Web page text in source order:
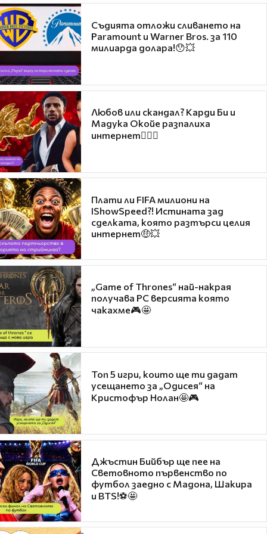
Съдията отложи сливането на
Paramount и Warner Bros. за 110
милиарда долара!😯💥
Любов или скандал? Карди Би и
Мадука Окойе разпалиха
интернет❤️‍🔥🔥
Плати ли FIFA милиони на
IShowSpeed?! Истината зад
сделката, която разтърси целия
интернет🤑💥
„Game of Thrones“ най-накрая
получава PC версията която
чакахме🎮🤩
Топ 5 игри, които ще ти дадат
усещането за „Одисея“ на
Кристофър Нолан🤩🎮
Джъстин Бийбър ще пее на
Световното първенство по
футбол заедно с Мадона, Шакира
и BTS!⚽🤩